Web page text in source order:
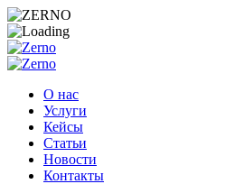
Перейти
к
О нас
Услуги
Кейсы
Статьи
Новости
Контакты